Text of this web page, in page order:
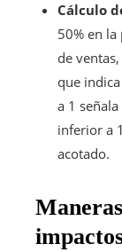
Cálculo
50% en
de
que
a 1
inferior a
acotado.